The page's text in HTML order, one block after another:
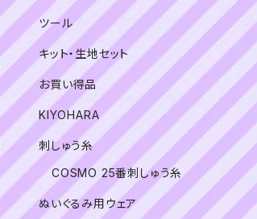
ツール
キット・生地セット
お買い得品
KIYOHARA
刺しゅう糸
COSMO 25番刺しゅう糸
ぬいぐるみ用ウェア